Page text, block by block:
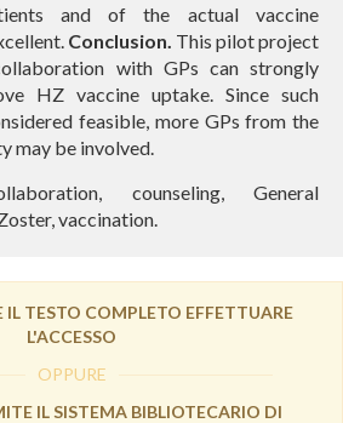
and of the actual vaccine
Conclusion. This pilot project
with GPs can strongly
HZ vaccine uptake. Since such
feasible, more GPs from the
may be involved.
counseling, General
vaccination.
IL TESTO COMPLETO EFFETTUARE
L'ACCESSO
OPPURE
IL SISTEMA BIBLIOTECARIO DI